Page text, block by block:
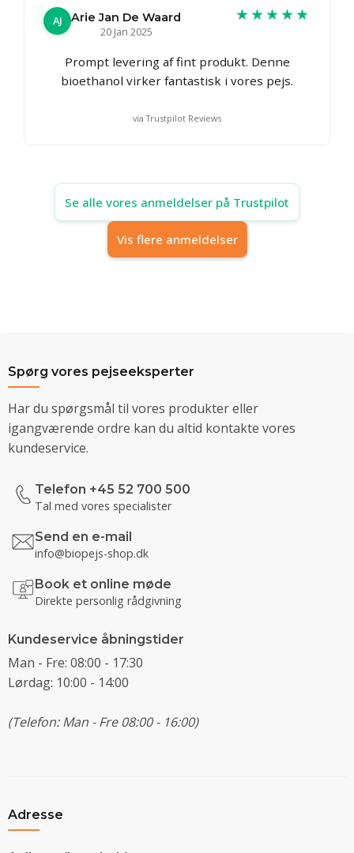
AJ
Arie Jan De Waard
20 Jan 2025
★★★★★
Prompt levering af fint produkt. Denne
bioethanol virker fantastisk i vores pejs.
via Trustpilot Reviews
Se alle vores anmeldelser på Trustpilot
Vis flere anmeldelser
Spørg vores pejseeksperter
Har du spørgsmål til vores produkter eller
igangværende ordre kan du altid kontakte vores
kundeservice.
Telefon +45 52 700 500
Tal med vores specialister
Send en e-mail
info@biopejs-shop.dk
Book et online møde
Direkte personlig rådgivning
Kundeservice åbningstider
Man - Fre: 08:00 - 17:30
Lørdag: 10:00 - 14:00
(Telefon: Man - Fre 08:00 - 16:00)
Adresse